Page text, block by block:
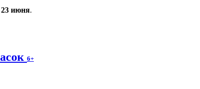
23 июня.
6+